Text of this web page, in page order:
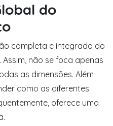
do
completa e integrada do
não se foca apenas
as dimensões. Além
como as diferentes
oferece uma